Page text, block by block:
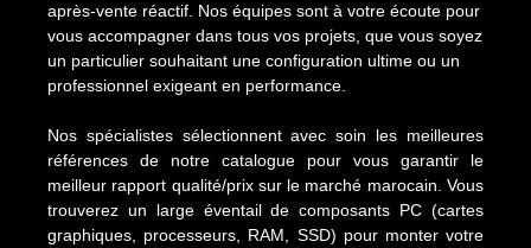
après-vente réactif. Nos équipes sont à votre écoute pour
vous accompagner dans tous vos projets, que vous soyez
un particulier souhaitant une configuration ultime ou un
professionnel exigeant en performance.
Nos spécialistes sélectionnent avec soin les meilleures
références de notre catalogue pour vous garantir le
meilleur rapport qualité/prix sur le marché marocain. Vous
trouverez un large éventail de composants PC (cartes
graphiques, processeurs, RAM, SSD) pour monter votre